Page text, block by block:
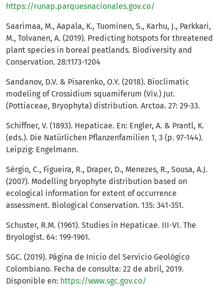
https://runap.parquesnacionales.gov.co/
Saarimaa, M., Aapala, K., Tuominen, S., Karhu, J., Parkkari,
M., Tolvanen, A. (2019). Predicting hotspots for threatened
plant species in boreal peatlands. Biodiversity and
Conservation. 28:1173-1204
Sandanov, D.V. & Pisarenko, O.Y. (2018). Bioclimatic
modeling of Crossidium squamiferum (Viv.) Jur.
(Pottiaceae, Bryophyta) distribution. Arctoa. 27: 29-33.
Schiffner, V. (1893). Hepaticae. En: Engler, A. & Prantl, K.
(eds.). Die Natürlichen Pflanzenfamilien 1, 3 (p. 97-144).
Leipzig: Engelmann.
Sérgio, C., Figueira, R., Draper, D., Menezes, R., Sousa, A.J.
(2007). Modelling bryophyte distribution based on
ecological information for extent of occurrence
assessment. Biological Conservation. 135: 341-351.
Schuster, R.M. (1961). Studies in Hepaticae. III-VI. The
Bryologist. 64: 199-1961.
SGC. (2019). Página de Inicio del Servicio Geológico
Colombiano. Fecha de consulta: 22 de abril, 2019.
Disponible en: https://www.sgc.gov.co/